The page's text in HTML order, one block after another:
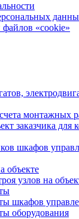
«cookie»
монтажных
заказчика для
шкафов
объекте
узлов на
шкафов
оборудования